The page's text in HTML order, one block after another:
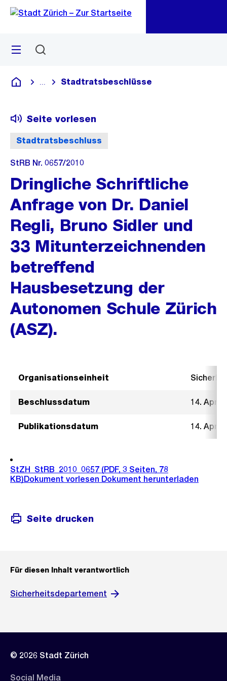
Navigation
Sprunglink
Menü
Deutsch
Blende alle Breadcrumbs ein
Stadtratsbeschlüsse
Stadtratsbeschluss
Seite vorlesen
StRB Nr. 0657/2010
Dringliche Schriftliche
Anfrage von Dr. Daniel
Regli, Bruno Sidler und
33 Mitunterzeichnenden
betreffend
Hausbesetzung der
Autonomen Schule Zürich
(ASZ).
Organisationseinheit
Beschlussdatum 14. April
Publikationsdatum 14. April
StZH_StRB_2010_0657 (PDF, 3 Seiten, 78
KB)Dokument vorlesen Dokument herunterladen
Seite drucken
Für diesen Inhalt verantwortlich
Sicherheitsdepartement
© 2026 Stadt Zürich
Social Media